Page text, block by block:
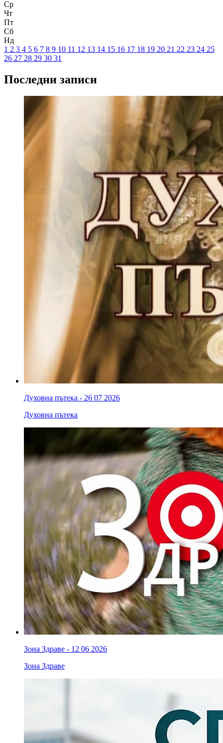
Ср
Чт
Пт
Сб
Нд
1 2 3 4 5 6 7 8 9 10 11 12 13 14 15 16 17 18 19 20 21 22 23 24 25
26 27 28 29 30 31
Последни записи
Духовна пътека - 26 07 2026
Духовна пътека
Зона Здраве - 12 06 2026
Зона Здраве